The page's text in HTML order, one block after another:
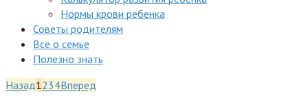
Нормы крови ребенка
Советы родителям
Все о семье
Полезно знать
Назад1234Вперед